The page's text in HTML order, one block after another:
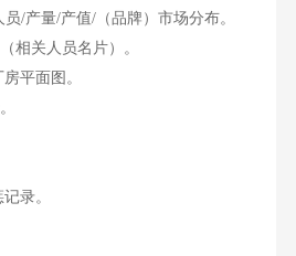
产量/产值/（品牌）市场分布。
关人员名片）。
平面图。
录。